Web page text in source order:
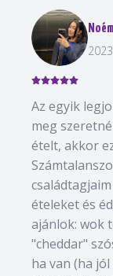
Az egyik
meg
ételt, akkor
ételeket és
ajánlok: wok
"cheddar"
ha van (ha